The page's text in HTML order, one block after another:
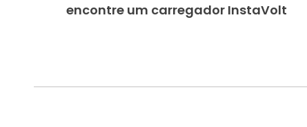
encontre um carregador InstaVolt